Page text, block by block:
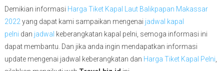
Demikian informasi Harga Tiket Kapal Laut Balikpapan Makassar
2022 yang dapat kami sampaikan mengenai jadwal kapal
pelni dan jadwal keberangkatan kapal pelni, semoga informasi ini
dapat membantu. Dan jika anda ingin mendapatkan informasi
update mengenai jadwal keberangkatan dan Harga Tiket Kapal Pelni